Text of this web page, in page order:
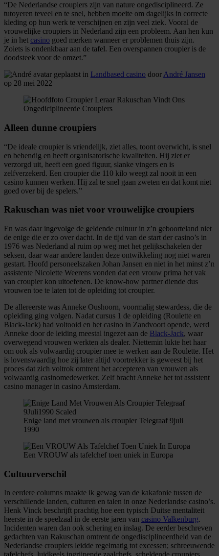
“De Nederlandse croupiers zijn van nature ongedisciplineerd. Ze
tutoyeren teveel en te snel, hebben moeite om dagelijks in correcte
kleding op hun werk te verschijnen en zijn veel ziek. Vooral de
vrouwelijke croupiers in Nederland zijn een probleem. Aan hen kun
je in het casino goed merken wanneer er problemen thuis zijn.
Zoiets is ondenkbaar aan de tafel. Een overspannen croupier is de
doodsteek voor de omzet.”
geplaatst in Landbased casino door André Jansen
op 28 mei 2022
Alleen dunne croupiers
“De ideale croupier is vriendelijk, ziet alles, toont overwicht, is snel
en behendig en heeft organisatorische kwaliteiten. Hij ziet er
verzorgd uit, heeft een goed figuur, slanke vingers en is
zelfverzekerd. Een croupier die 110 kilo weegt zal nooit in een
casino kunnen werken. Hij zal te snel gaan zweten en dat komt niet
goed over bij de spelers.”
Rakuschan was niet voor vrouwelijke croupiers
En was daar ingevolge de geldende cultuur in z’n geboorteland niet
de enige die er zo over dacht. In de tijd van de start der casino’s in
1976 was Nederland al ruim op weg met het gelijkschakelen der
seksen, daar waar andere landen deze ontwikkeling nog niet waren
gestart. Hoofd personeelszaken Johan Jansen en niet in het minst z’n
assistente Nicolette Weerens vonden dat een vrouw prima het vak
van croupier kon uitoefenen. De know-how partner diende dus
vrouwen toe te laten tot de opleiding tot croupier.
De allereerste was Anneke Oushoorn, voormalig stewardess, die de
opleiding ging volgen. Nadat cursus 1 de opleiding (Roulette en
Black-Jack) had voltooid en het casino in Zandvoort opende, werd
Anneke door de leiding meestal ingezet aan de Black-Jack, waar
overwegend vrouwen werkten als dealer. Niettemin lukte het haar
om ook als volwaardig croupier mee te werken aan de Roulette. Het
is lovenswaardig hoe zij later altijd voortrekker is geweest bij het
proces dat zich voltrok omtrent het accepteren van vrouwen als
volwaardig casinomedewerker. Zelf bracht Anneke het tot assistent
casino manager in casino Amsterdam.
Enige land met vrouwen als croupier Telegraaf 9juli
1990
Een VROUW als tafelchef toen uniek in Europa
Cultuurverschil
In eerdere columns maakte ik gewag van de kakafonie tussen de
verschillende landen, culturen en talen in onze Nederlandse casino’s.
Henk Vinck beschrijft prachtig hoe een typisch Duitse mentaliteit
heerste in de speelzaal in de eerste jaren van casino Valkenburg.
Incidenten waren dan ook schering en inslag. De eerder beschreven
gedachten van Rakuschan omtrent de ongedisciplineerdheid van de
Nederlandse croupiers leidde regelmatig tot excessen; schreeuwende